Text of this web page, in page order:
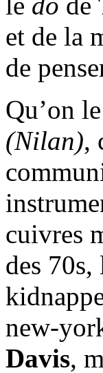
et de la
de
Qu’on
(Nilan),
cuivres
des 70s,
new-
Davis,